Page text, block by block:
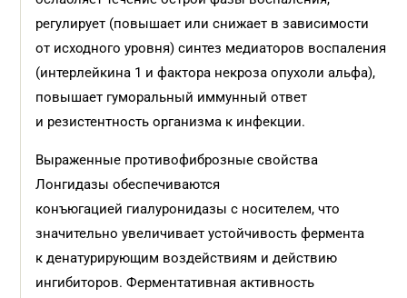
регулирует (повышает или снижает в зависимости
от исходного уровня) синтез медиаторов воспаления
(интерлейкина 1 и фактора некроза опухоли альфа),
повышает гуморальный иммунный ответ
и резистентность организма к инфекции.
Выраженные противофиброзные свойства
Лонгидазы обеспечиваются
конъюгацией гиалуронидазы с носителем, что
значительно увеличивает устойчивость фермента
к денатурирующим воздействиям и действию
ингибиторов. Ферментативная активность